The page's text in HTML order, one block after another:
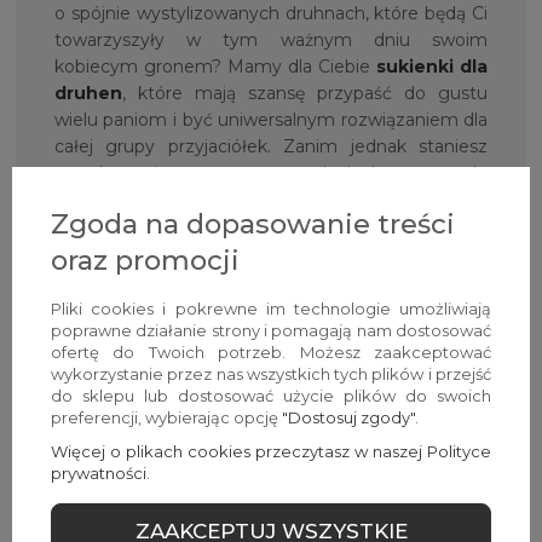
o spójnie wystylizowanych druhnach, które będą Ci
towarzyszyły w tym ważnym dniu swoim
kobiecym gronem? Mamy dla Ciebie sukienki dla
druhen, które mają szansę przypaść do gustu
wielu paniom i być uniwersalnym rozwiązaniem dla
całej grupy przyjaciółek. Zanim jednak staniesz
przed ołtarzem, zorganizujecie pewnie
dla Was kolekcję sukienka na wieczór panieński
w imprezowej odsłonie. Niezależnie od okazji,
Avocado Stylebędziesz czuła się pięknie,
kobieco i po prostu zjawiskowo!
Nie tylko sukienki mają
znaczenie — Avocado Style w
różnorodnym wydaniu!
Jak mogłaś już zauważyć, zresztą słusznie, na
naszych wirtualnych półkach sklepowych znajdują
Zgoda na dopasowanie treści
oraz promocji
Pliki cookies i pokrewne im technologie umożliwiają
poprawne działanie strony i pomagają nam dostosować
ofertę do Twoich potrzeb. Możesz zaakceptować
wykorzystanie przez nas wszystkich tych plików i przejść
do sklepu lub dostosować użycie plików do swoich
preferencji, wybierając opcję "Dostosuj zgody"
Więcej o plikach cookies przeczytasz w naszej Polityce
prywatności.
ZAAKCEPTUJ WSZYSTKIE